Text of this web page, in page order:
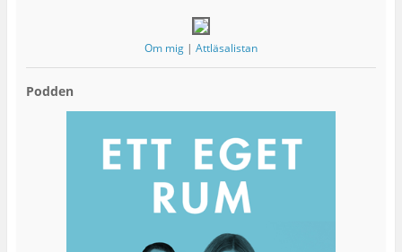
Om mig | Attläsalistan
Podden